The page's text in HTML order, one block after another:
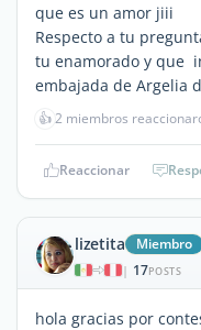
que es un amor jiii
Respecto a tu
tu enamorado y que
embajada de Argelia
👍2 miembros
Reaccionar
lizetita Miembro
| 17POSTS
hola gracias por